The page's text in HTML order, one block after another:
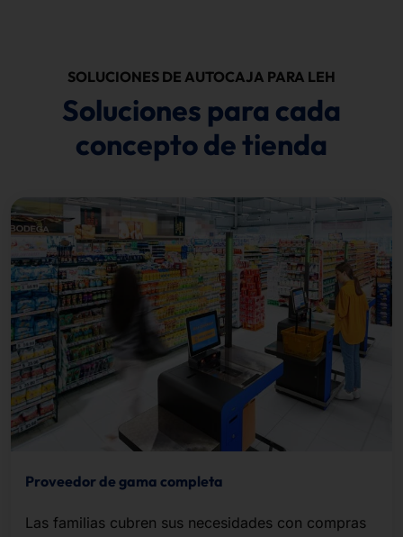
SOLUCIONES DE AUTOCAJA PARA LEH
Soluciones para cada
concepto de tienda
Proveedor de gama completa
Las familias cubren sus necesidades con compras